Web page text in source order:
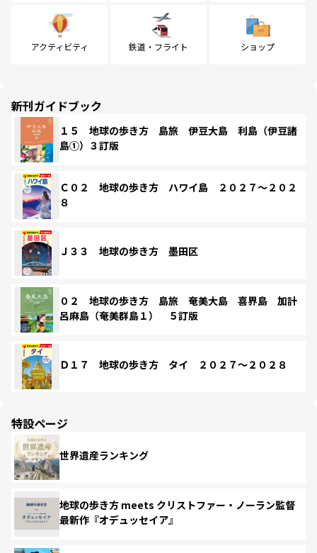
アクティビティ 鉄道・フライト ショップ
新刊ガイドブック
１５ 地球の歩き方 島旅 伊豆大島 利島（伊豆諸
島①）３訂版
Ｃ０２ 地球の歩き方 ハワイ島 ２０２７～２０２
８
Ｊ３３ 地球の歩き方 墨田区
０２ 地球の歩き方 島旅 奄美大島 喜界島 加計
呂麻島（奄美群島１） ５訂版
Ｄ１７ 地球の歩き方 タイ ２０２７～２０２８
特設ページ
世界遺産ランキング
地球の歩き方 meets クリストファー・ノーラン監督
最新作『オデュッセイア』